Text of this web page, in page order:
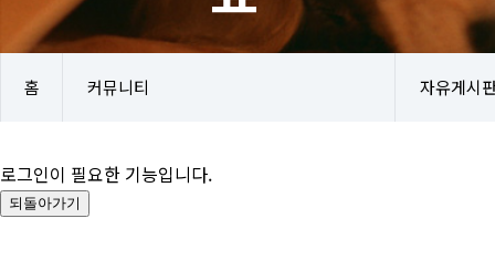
홈 커뮤니티 자유게시
로그인이 필요한 기능입니다.